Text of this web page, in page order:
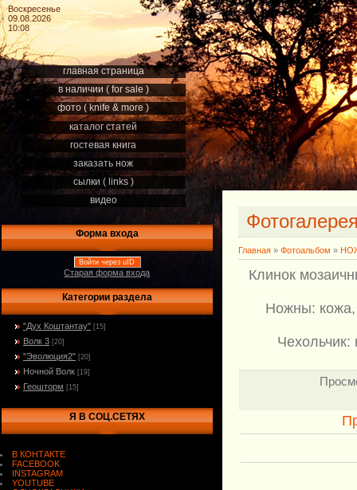
Воскресенье
09.08.2026
10:08
главная страница
в наличии ( for sale )
фото ( knife & more )
каталог статей
гостевая книга
заказать нож
сылки ( links )
видео
Форма входа
Войти через uID
Старая форма входа
Категории раздела
"Дух Коштантау" [15]
Волк 3 [20]
"Эволюция2" [20]
Ночной Волк [19]
Геошторм [15]
Я В СОЦ.СЕТЯХ
В КОНТАКТЕ
FACEBOOK
INSTAGRAM
YOUTUBE
Главная » Фотоальбом »
Клинок
Ножны: кожа,